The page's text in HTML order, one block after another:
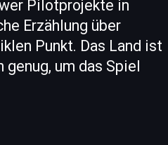
Pilotprojekte in
Erzählung über
Punkt. Das Land ist
um das Spiel